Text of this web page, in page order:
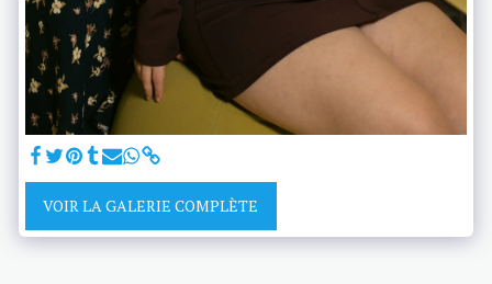
VOIR LA GALERIE COMPLÈTE